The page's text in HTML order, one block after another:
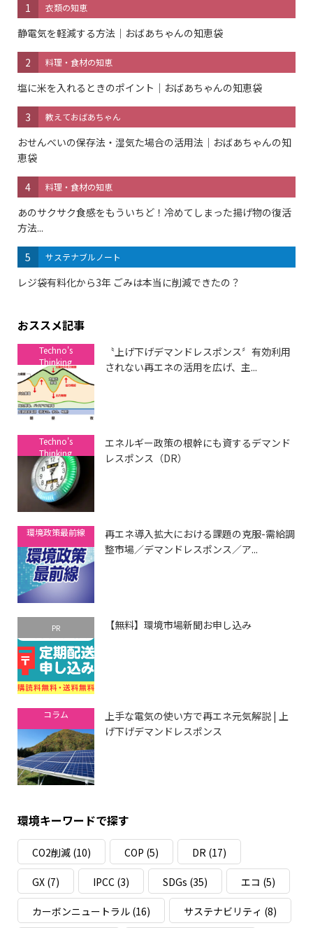
1 衣類の知恵
静電気を軽減する方法｜おばあちゃんの知恵袋
2 料理・食材の知恵
塩に米を入れるときのポイント｜おばあちゃんの知恵袋
3 教えておばあちゃん
おせんべいの保存法・湿気た場合の活用法｜おばあちゃんの知
恵袋
4 料理・食材の知恵
あのサクサク食感をもういちど！冷めてしまった揚げ物の復活
方法...
5 サステナブルノート
レジ袋有料化から3年 ごみは本当に削減できたの？
おススメ記事
Techno's
Thinking
〝上げ下げデマンドレスポンス〞有効利用
されない再エネの活用を広げ、主...
Techno's
Thinking
エネルギー政策の根幹にも資するデマンド
レスポンス（DR）
環境政策最前線
再エネ導入拡大における課題の克服-需給調
整市場／デマンドレスポンス／ア...
PR 【無料】環境市場新聞お申し込み
コラム
上手な電気の使い方で再エネ元気解説 | 上
げ下げデマンドレスポンス
環境キーワードで探す
CO2削減(10) COP (5) DR(17)
GX(7) IPCC(3) SDGs (35) エコ (5)
カーボンニュートラル(16) サステナビリティ (8)